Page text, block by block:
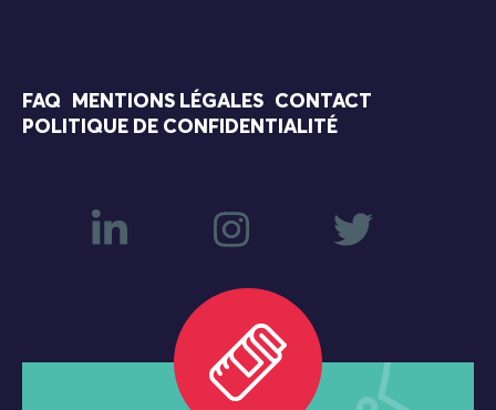
FAQ MENTIONS LÉGALES
CONTACT
POLITIQUE DE CONFIDENTIALITÉ